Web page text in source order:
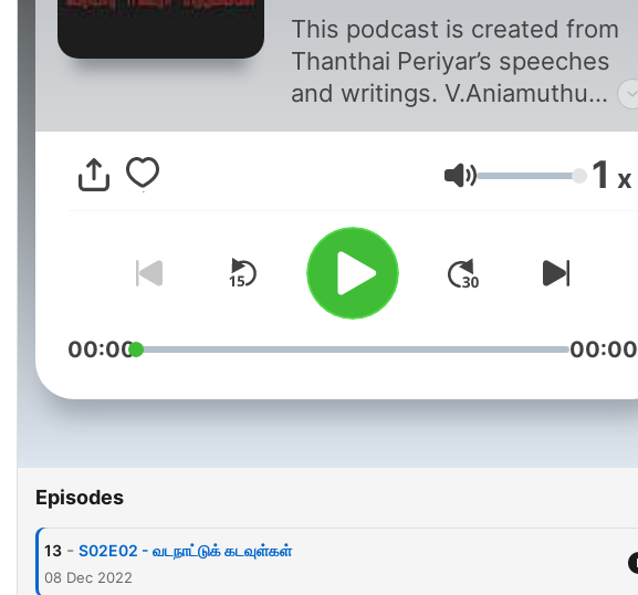
This podcast is created from
Thanthai Periyar’s speeches
and writings. V.Aniamuthu
edited and compiled all
Periyar’s writing and speeches
in the book “Periyar EVR
Sinthanaigal”
Volume 1 x
00:00 00:00
Episodes
13 - S02E02 - வடநாட்டுக் கடவுள்கள்
08 Dec 2022